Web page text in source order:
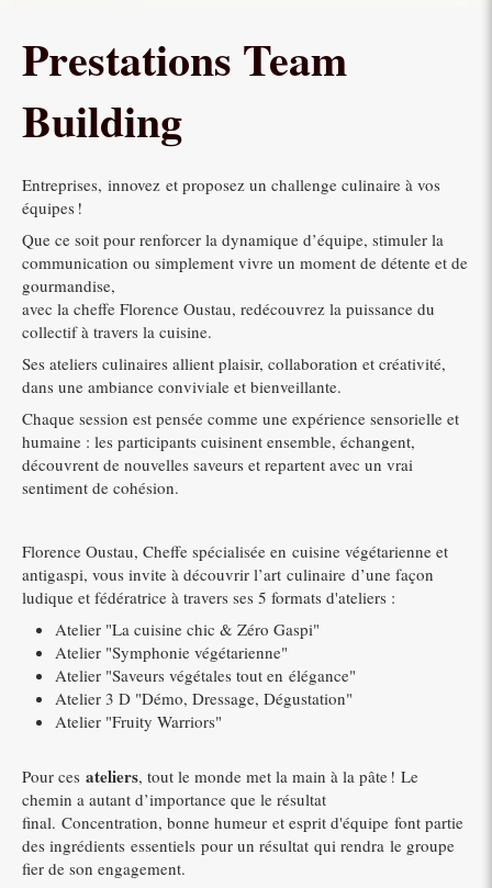
Prestations Team
Building
Entreprises, innovez et proposez un challenge culinaire à vos
équipes !
Que ce soit pour renforcer la dynamique d’équipe, stimuler la
communication ou simplement vivre un moment de détente et de
gourmandise,
avec la cheffe Florence Oustau, redécouvrez la puissance du
collectif à travers la cuisine.
Ses ateliers culinaires allient plaisir, collaboration et créativité,
dans une ambiance conviviale et bienveillante.
Chaque session est pensée comme une expérience sensorielle et
humaine : les participants cuisinent ensemble, échangent,
découvrent de nouvelles saveurs et repartent avec un vrai
sentiment de cohésion.
Florence Oustau, Cheffe spécialisée en cuisine végétarienne et
antigaspi, vous invite à découvrir l’art culinaire d’une façon
ludique et fédératrice à travers ses 5 formats d'ateliers :
Atelier "La cuisine chic & Zéro Gaspi"
Atelier "Symphonie végétarienne"
Atelier "Saveurs végétales tout en élégance"
Atelier 3 D "Démo, Dressage, Dégustation"
Atelier "Fruity Warriors"
Pour ces ateliers, tout le monde met la main à la pâte ! Le
chemin a autant d’importance que le résultat
final. Concentration, bonne humeur et esprit d'équipe font partie
des ingrédients essentiels pour un résultat qui rendra le groupe
fier de son engagement.